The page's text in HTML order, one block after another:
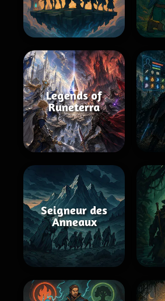
Legends of
Runeterra
Seigneur des
Anneaux